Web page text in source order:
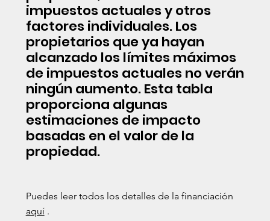
impuestos actuales y otros
factores individuales. Los
propietarios que ya hayan
alcanzado los límites máximos
de impuestos actuales no verán
ningún aumento. Esta tabla
proporciona algunas
estimaciones de impacto
basadas en el valor de la
propiedad.
Puedes leer todos los detalles de la financiación
aquí.